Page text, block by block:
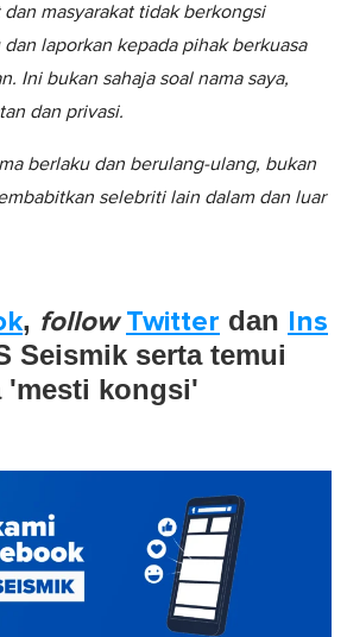
masyarakat tidak berkongsi
laporkan kepada pihak berkuasa
Ini bukan sahaja soal nama saya,
dan privasi.
berlaku dan berulang-ulang, bukan
selebriti lain dalam dan luar
, follow Twitter dan Ins
Seismik serta temui
'mesti kongsi'